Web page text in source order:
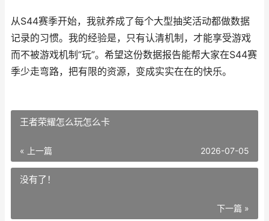
从S44赛季开始，我就养成了每个大型抽奖活动都做数据
记录的习惯。我的经验是，只有认清机制，才能享受游戏
而不被游戏机制“玩”。希望这份数据报告能帮大家在S44赛
季少走弯路，把有限的资源，变成实实在在的快乐。
王者荣耀怎么玩怎么卡
« 上一篇 2026-07-05
没有了！
下一篇 »